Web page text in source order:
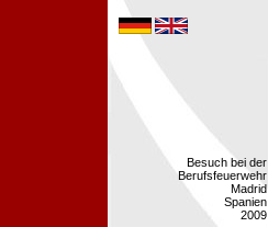
Besuch bei der
Berufsfeuerwehr
Madrid
Spanien
2009